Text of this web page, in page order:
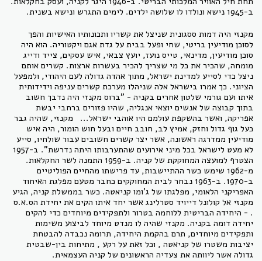
ב-1945 נישא ונולדו לו שלושה ילדים. לימים התגרש ונישא בשנית.
מקנזי היה דמות ססגונית שניצל את קשריו ותכונותיו האישיות והפך
לסוכן מודיעין בריטי, שחי ופעל בבית על גדת אגם ויקטוריה. הוא היה
סוכן מודיעין, מדינאי, טייס נועז, יועץ צבאי, איש עסקים, צייד ודייג
מומחה, שהכיר את כל מי שצריך להכיר בעשרות ארצות. קשרים אותם
ניצל כדי לסייע למדינת ישראל, מתוך אהדה גדולה לעם היהודי, ולמפעל
הציוני. כך אמרו בישראל אלה שניהלו מערכת קשרים עניפה וידידותית
איתו ועם גורמי שלטון אחרים בקניה - "ברוס מקנזי היה נדבך חשוב
בתוך קבוצה של אנשים יוצאי אנגליה, שהיו פזורים ברחבי יבשת
אפריקה, ואשר בהשקפת עולמם היו אוהבי ישראל... מקנזי, שהיה גבר
כעל גוף גדול וחזק, אמיץ לב, חובב חיים ובעל חוש הומור, היה איש
מודיעין ממדרגה ראשונה, אשר יצר קשרים חשובים עבור שולחיו, סייע
לא מעט לישראל בכל מיני אירועים שהתערבותו היתה נדרשת". ב-1957
הצטרף למועצה המחוקקת של קניה. ב-1959 התמנה לשר החקלאות.
מ-1962 שימש כשר ההתיישבות, עד פרישתו מהחיים הפוליטיים
ב-1970. ב-1963 נבחר לבית המחוקקים כחבר מטעם מפלגת האיחוד
האפריקני הלאומי, מפלגתו של ג'ומו קניאטה. כשר בממשלת קניה, הגיע
מקנזי אל קולונל דייויד סטרלינג אשר יחד איתו הקים את יחידת הס.א.ס
. - היחידה הבריטית ללוחמה בטרור ולתפקידים מיוחדים כדי להקים
יחידה דומה בקניה. מקנזי שהיה לו מנדט מיוחד לביצוע משימות
ותפקידים מיוחדים, תרם בהקמת היחידה, תרומה נכבדה להבטחת
יציבות משטרו של קניאטה , וכל זאת על רקע , מתיחות בין-שבטית
גדולה אשר ליוותה את צעדיה הראשונים של קניה העצמאית.